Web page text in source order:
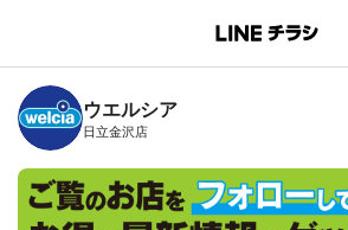
B
n
c
h
T
ウエルシア
日立金沢店